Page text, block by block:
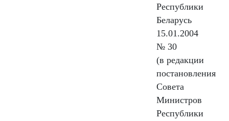
Республики
Беларусь
15.01.2004
№ 30
(в редакции
постановления
Совета
Министров
Республики